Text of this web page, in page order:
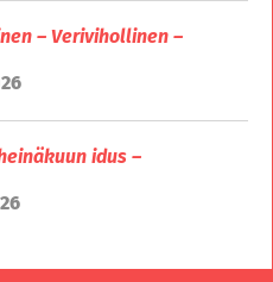
– Verivihollinen –
idus –